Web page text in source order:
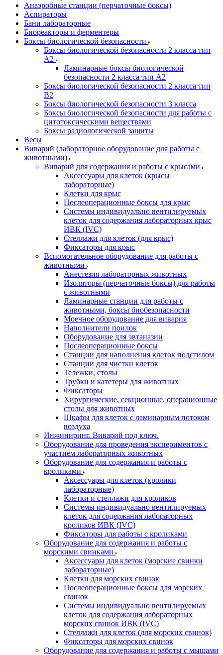
Анаэробные станции (перчаточные боксы)
Аспираторы
Бани лабораторные
Биореакторы и ферментеры
Боксы биологической безопасности
Боксы биологической безопасности 2 класса тип
A2
Ламинарные боксы биологической
безопасности 2 класса тип A2
Боксы биологической безопасности 2 класса тип
B2
Боксы биологической безопасности 3 класса
Боксы биологической безопасности для работы с
цитотоксическими веществами
Боксы радиологической защиты
Весы
Виварий (лабораторное оборудование для работы с
животными)
Виварий для содержания и работы с крысами
Аксессуары для клеток (крысы
лабораторные)
Клетки для крыс
Послеоперационные боксы для крыс
Системы индивидуально вентилируемых
клеток для содержания лабораторных крыс
ИВК (IVC)
Стеллажи для клеток (для крыс)
Фиксаторы для крыс
Вспомогательное оборудование для работы с
животными
Анестезия лабораторных животных
Изоляторы (перчаточные боксы) для работы
с животными
Ламинарные станции для работы с
животными, боксы биобезопасности
Моечное оборудование для вивария
Наполнители поилок
Оборудование для эвтаназии
Послеоперационные боксы
Станции для наполнения клеток подстилом
Станции для чистки клеток
Тележки, столы
Трубки и катетеры для животных
Фиксаторы
Хирургические, секционные, операционные
столы для животных
Шкафы для клеток с ламинарным потоком
воздуха
Инжиниринг. Виварий под ключ.
Оборудование для проведения экспериментов с
участием лабораторных животных
Оборудование для содержания и работы с
кроликами
Аксессуары для клеток (кролики
лабораторные)
Клетки и стеллажи для кроликов
Системы индивидуально вентилируемых
клеток для содержания лабораторных
кроликов ИВК (IVC)
Фиксаторы для работы с кроликами
Оборудование для содержания и работы с
морскими свинками
Аксессуары для клеток (морские свинки
лабораторные)
Клетки для морских свинок
Послеоперационные боксы для морских
свинок
Системы индивидуально вентилируемых
клеток для содержания лабораторных
морских свинок ИВК (IVC)
Стеллажи для клеток (для морских свинок)
Фиксаторы для морских свинок
Оборудование для содержания и работы с мышами